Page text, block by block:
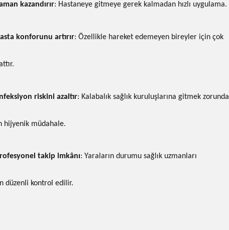
kazandırır: Hastaneye gitmeye gerek kalmadan hızlı uygulama.
konforunu artırır: Özellikle hareket edemeyen bireyler için çok
riskini azaltır: Kalabalık sağlık kuruluşlarına gitmek zorunda
hijyenik müdahale.
takip imkânı: Yaraların durumu sağlık uzmanları
düzenli kontrol edilir.